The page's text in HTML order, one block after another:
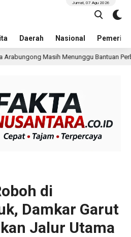
Daerah Nasional
Jumat, 07 Agu 2026
Perbaikan Rumah 7 jam lalu
di
Damkar Garut
Jalur Utama